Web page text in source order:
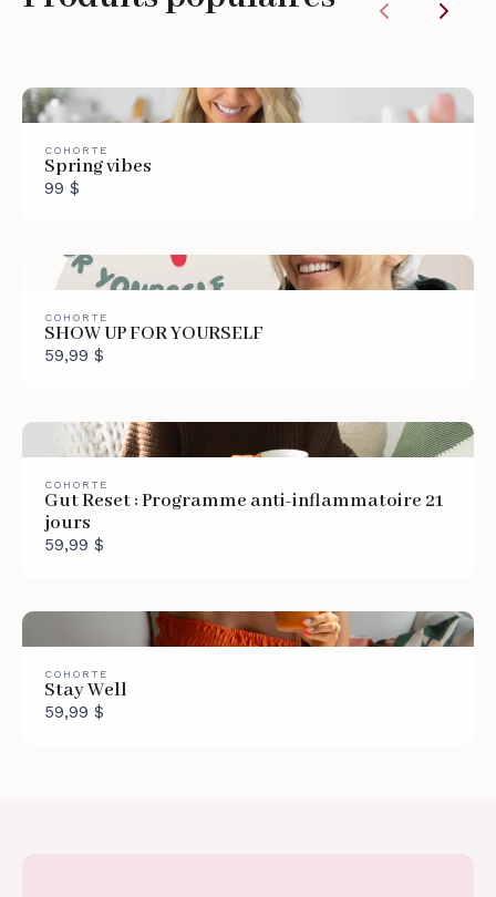
Previous
Next
COHORTE
Spring vibes
99 $
COHORTE
SHOW UP FOR YOURSELF
59,99 $
COHORTE
Gut Reset : Programme anti-inflammatoire 21
jours
59,99 $
COHORTE
Stay Well
59,99 $